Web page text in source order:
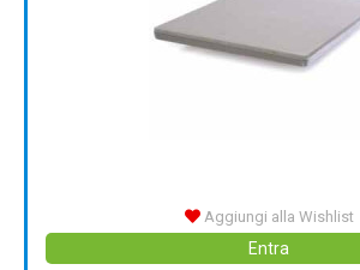
Aggiungi alla Wishlist
Entra